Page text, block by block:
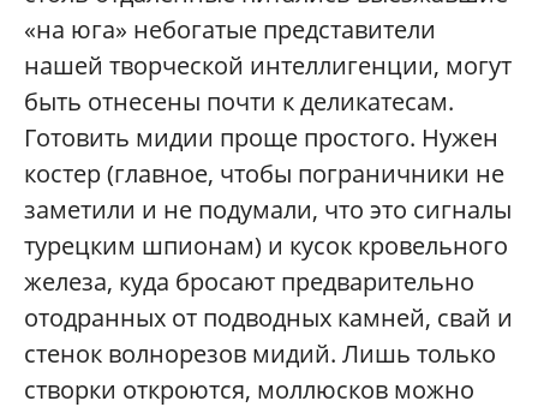
«на юга» небогатые представители
нашей творческой интеллигенции, могут
быть отнесены почти к деликатесам.
Готовить мидии проще простого. Нужен
костер (главное, чтобы пограничники не
заметили и не подумали, что это сигналы
турецким шпионам) и кусок кровельного
железа, куда бросают предварительно
отодранных от подводных камней, свай и
стенок волнорезов мидий. Лишь только
створки откроются, моллюсков можно